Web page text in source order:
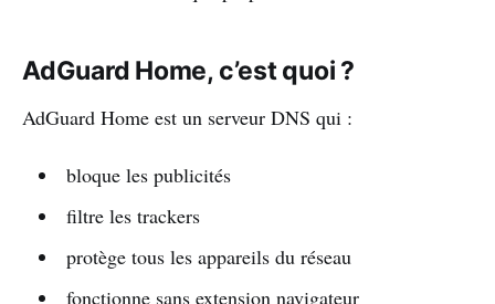
AdGuard Home, c’est quoi ?
AdGuard Home est un serveur DNS qui :
bloque les publicités
filtre les trackers
protège tous les appareils du réseau
fonctionne sans extension navigateur